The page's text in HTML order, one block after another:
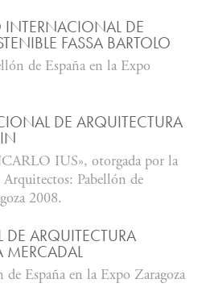
DE
FASSA BARTOLO
de España en la Expo
DE ARQUITECTURA
IUS», otorgada por la
Pabellón de
2008.
ARQUITECTURA
MERCADAL
España en la Expo Zaragoza